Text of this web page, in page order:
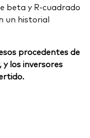
beta y R-cuadrado
un historial
procedentes de
los inversores